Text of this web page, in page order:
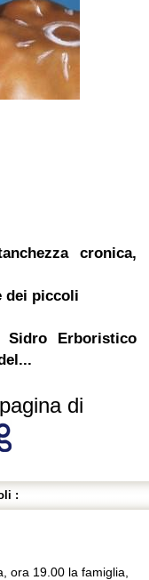
cronica,
dei piccoli
Sidro Erboristico
di
:
ora 19.00 la famiglia,